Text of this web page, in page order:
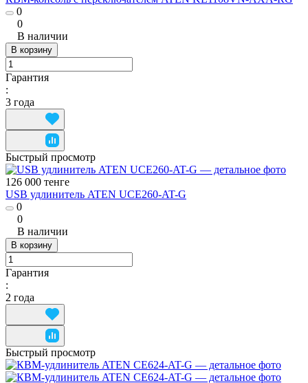
0
0
В наличии
В корзину
Гарантия
:
3 года
Быстрый просмотр
126 000 тенге
USB удлинитель ATEN UCE260-AT-G
0
0
В наличии
В корзину
Гарантия
:
2 года
Быстрый просмотр